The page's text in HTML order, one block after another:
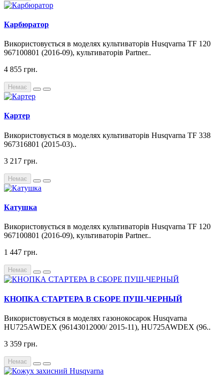
Карбюратор
Використовується в моделях культиваторів Husqvarna TF 120
967100801 (2016-09), культиваторів Partner..
4 855 грн.
Немає
Картер
Використовується в моделях культиваторів Husqvarna TF 338
967316801 (2015-03)..
3 217 грн.
Немає
Катушка
Використовується в моделях культиваторів Husqvarna TF 120
967100801 (2016-09), культиваторів Partner..
1 447 грн.
Немає
КНОПКА СТАРТЕРА В СБОРЕ ПУШ-ЧЕРНЫЙ
Використовується в моделях газонокосарок Husqvarna
HU725AWDEX (96143012000/ 2015-11), HU725AWDEX (96..
3 359 грн.
Немає